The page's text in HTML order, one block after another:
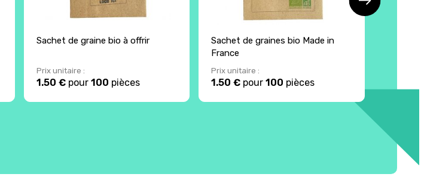
Sachet de graine bio à offrir
Prix unitaire :
1.50 €pour 100 pièces
Sachet de graines bio Made in
France
Prix unitaire :
1.50 € pour100 pièces